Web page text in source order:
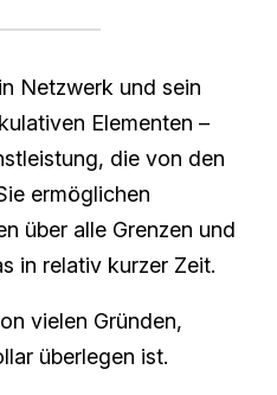
Netzwerk und sein
Elementen –
die von den
ermöglichen
über alle Grenzen und
in relativ kurzer Zeit.
vielen Gründen,
überlegen ist.